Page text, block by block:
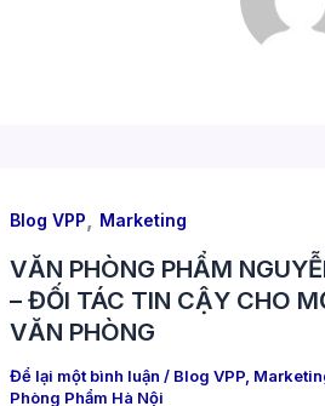
Blog VPP Marketing
VĂN PHÒNG PHẨM
– ĐỐI TÁC TIN CẬY CHO
VĂN PHÒNG
Để lại một bình luận / Blog VPP,
Phòng Phẩm Hà Nội